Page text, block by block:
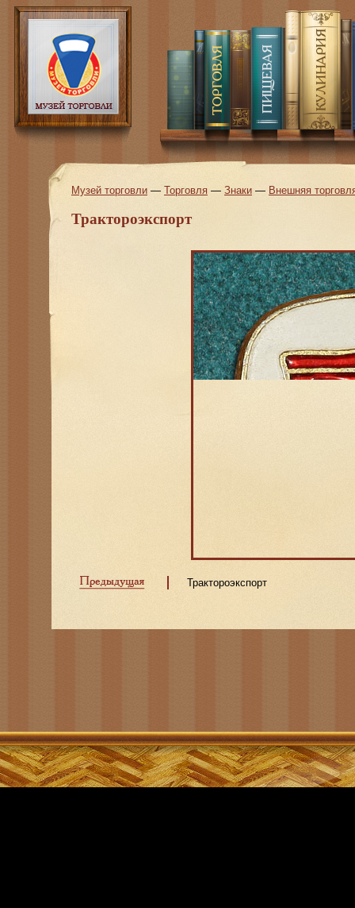
Музей торговли — Торговля — Знаки — Внешняя
Трактороэкспорт
Трактороэкспорт